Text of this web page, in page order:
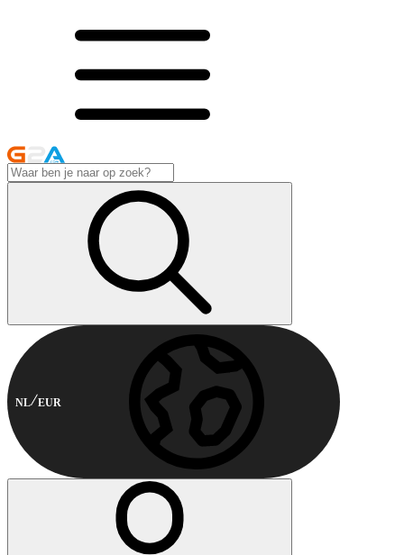
NL EUR